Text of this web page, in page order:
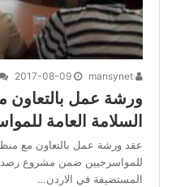
2017-08-09
ورشة عمل
السلامة العامة
عقد ورشة عمل بالتعاون مع
للمواسرجيين ضمن مشروع رصد
المستضيفة في الاردن…